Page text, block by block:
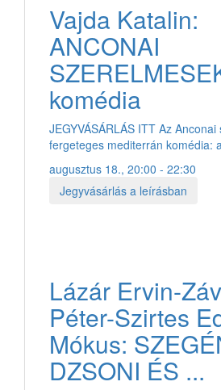
Vajda Katalin:
ANCONAI
komédia
JEGYVÁSÁRLÁS ITT Az
fergeteges mediterrán komédia:
augusztus 18., 20:00 - 22:30
Jegyvásárlás a leírásban
Lázár Ervin-
Péter-Szirtes
Mókus:
DZSONI ÉS ...